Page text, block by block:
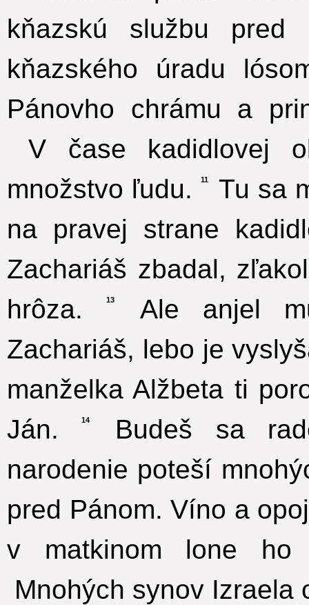
kňazskú službu pred
kňazského úradu
Pánovho chrámu a
V čase kadidlovej
množstvo ľudu.
11
Tu sa
na pravej strane
Zachariáš zbadal,
hrôza.
13
Ale anjel
Zachariáš, lebo je
manželka Alžbeta ti
Ján.
14
Budeš sa
narodenie poteší
pred Pánom. Víno a
v matkinom lone ho
Mnohých synov Izraela